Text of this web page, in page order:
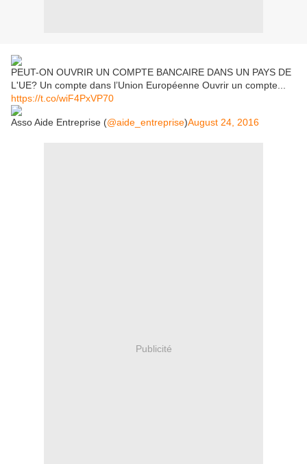
PEUT-ON OUVRIR UN COMPTE BANCAIRE DANS UN PAYS DE
L'UE? Un compte dans l’Union Européenne Ouvrir un compte...
https://t.co/wiF4PxVP70
Asso Aide Entreprise (@aide_entreprise)August 24, 2016
Publicité